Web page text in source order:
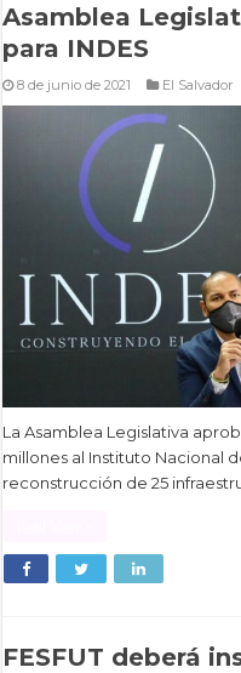
Asamblea
para INDES
8 de junio de 2021 El Salvador
La Asamblea Legislativa
millones al Instituto Nacional
reconstrucción de 25
FESFUT deberá